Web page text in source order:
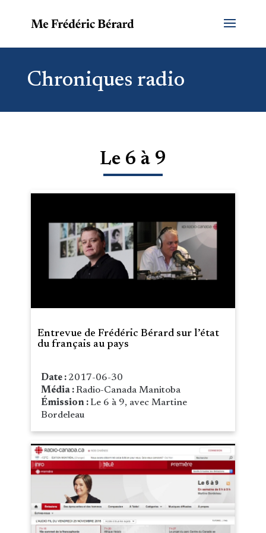
Chroniques radio
Le 6 à 9
Entrevue de Frédéric Bérard sur l’état
du français au pays
Date : 2017-06-30
Média :Radio-Canada Manitoba
Émission : Le 6 à 9, avec Martine
Bordeleau